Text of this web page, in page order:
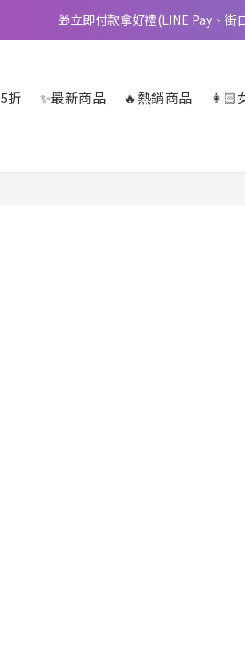
📢 邀您立即享樂，現在加入會員
🎁立即付款拿好禮(LINE Pay、街
折 ✨最新商品 🔥熱銷商品 👩🏻